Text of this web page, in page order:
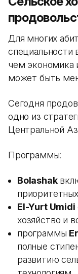
Для многих
чем экономика
может быть
Сегодня
одно из
Центральной
Программы:
Bolashak
El-Yurt Umidi
хозяйство и
программы
полные
развитию